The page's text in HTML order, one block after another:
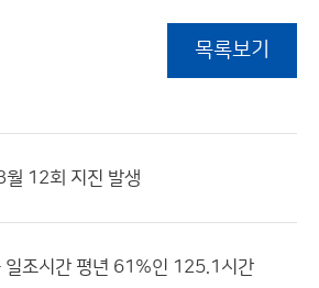
목록보기
12회 지진 발생
일조시간 평년 61%인 125.1시간